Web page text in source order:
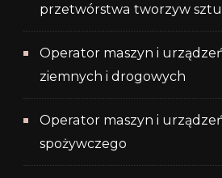
przetwórstwa tworzyw
Operator maszyn i
ziemnych i drogowych
Operator maszyn i
spożywczego